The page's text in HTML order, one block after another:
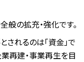
の拡充・強化です。
れるのは「資金」で
業再建・事業再生を目